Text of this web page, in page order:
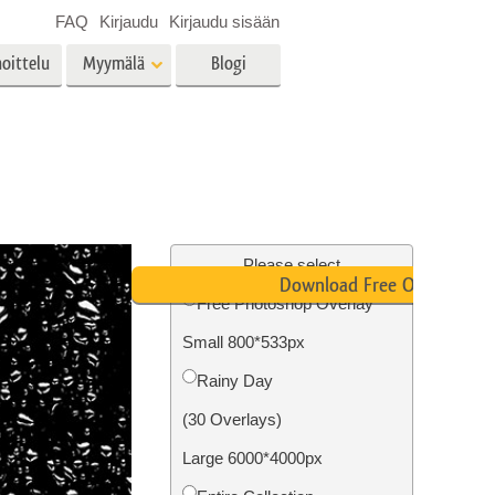
Valokuvan restaurointi
Myymälä
videopeittokuvat
Blogi
FAQ Kirjaudu Kirjaudu sisään
Please select
Free Photoshop Overlay
Small 800*533px
Rainy Day
(30 Overlays)
Large 6000*4000px
Download Free Overlay